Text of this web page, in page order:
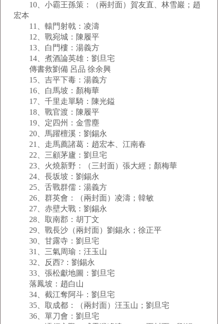
10、小霸王孫策：（兩封面）賀友直、林雪巖；趙
宏本
11、轅門射戟：凌濤
12、戰宛城：陳履平
13、白門樓：湯義方
14、煮酒論英雄：劉旦宅
傳書救劉備 呂品 徐余興
15、吉平下毒：湯義方
16、白馬坡：顏梅華
17、千里走單騎：陳光鎰
18、戰官渡：陳履平
19、定四州：金雪塵
20、馬躍檀溪：劉錫永
21、走馬薦諸葛：趙宏本、江南春
22、三顧茅廬：劉旦宅
23、火燒新野：（三封面）張大經；顏梅華
24、長坂坡：劉錫永
25、舌戰群儒：湯義方
26、群英會：（兩封面）凌濤；韓敏
27、赤壁大戰：劉錫永
28、取南郡：胡丁文
29、戰長沙（兩封面）劉錫永；徐正平
30、甘露寺：劉旦宅
31、三氣周瑜：汪玉山
32、反西?：劉錫永
33、張松獻地圖：劉旦宅
落鳳坡：趙白山
34、截江奪阿斗：劉旦宅
35、取成都：（兩封面）汪玉山；劉旦宅
36、單刀會：劉旦宅